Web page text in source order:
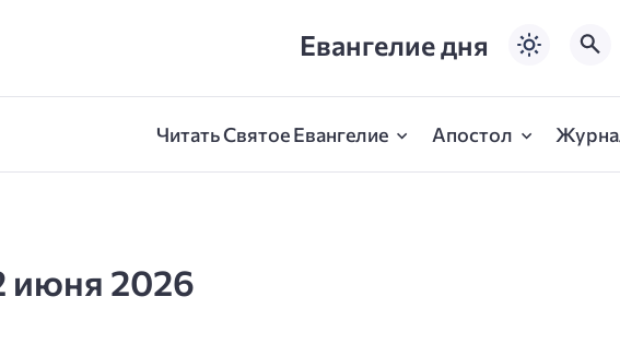
Евангелие дня
Читать Святое Евангелие Апостол
июня 2026